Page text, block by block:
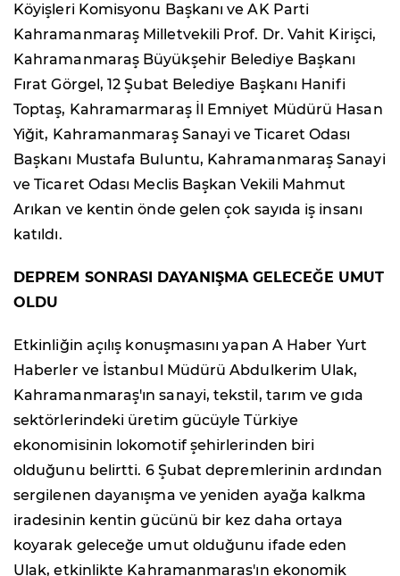
Köyişleri Komisyonu Başkanı ve AK Parti
Kahramanmaraş Milletvekili Prof. Dr. Vahit Kirişci,
Kahramanmaraş Büyükşehir Belediye Başkanı
Fırat Görgel, 12 Şubat Belediye Başkanı Hanifi
Toptaş, Kahramarmaraş İl Emniyet Müdürü Hasan
Yiğit, Kahramanmaraş Sanayi ve Ticaret Odası
Başkanı Mustafa Buluntu, Kahramanmaraş Sanayi
ve Ticaret Odası Meclis Başkan Vekili Mahmut
Arıkan ve kentin önde gelen çok sayıda iş insanı
katıldı.
DEPREM SONRASI DAYANIŞMA GELECEĞE UMUT
OLDU
Etkinliğin açılış konuşmasını yapan A Haber Yurt
Haberler ve İstanbul Müdürü Abdulkerim Ulak,
Kahramanmaraş'ın sanayi, tekstil, tarım ve gıda
sektörlerindeki üretim gücüyle Türkiye
ekonomisinin lokomotif şehirlerinden biri
olduğunu belirtti. 6 Şubat depremlerinin ardından
sergilenen dayanışma ve yeniden ayağa kalkma
iradesinin kentin gücünü bir kez daha ortaya
koyarak geleceğe umut olduğunu ifade eden
Ulak, etkinlikte Kahramanmaraş'ın ekonomik